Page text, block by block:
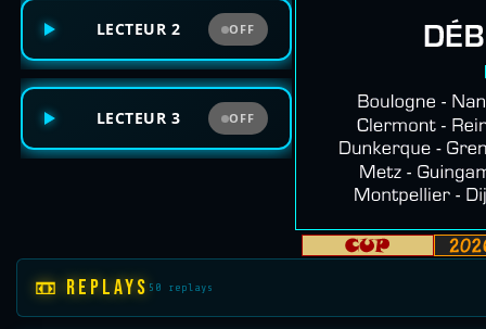
LECTEUR 2 OFF
LECTEUR 3 OFF
📼 REPLAYS 50 replays